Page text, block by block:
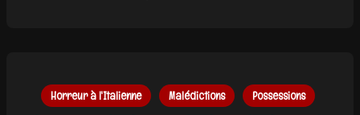
Horreur à l'Italienne Malédictions Possessions